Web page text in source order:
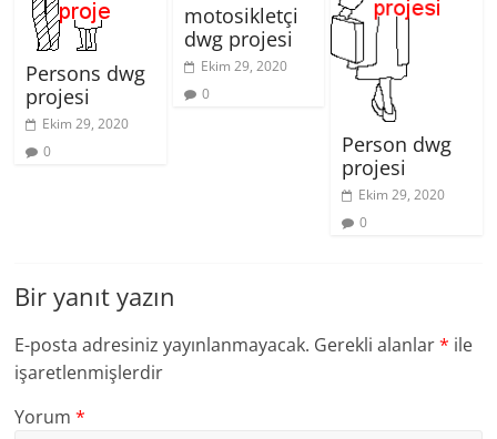
Persons dwg
projesi
Ekim 29, 2020
0
motosikletçi
dwg projesi
Ekim 29, 2020
0
Person dwg
projesi
Ekim 29, 2020
0
Bir yanıt yazın
E-posta adresiniz yayınlanmayacak. Gerekli alanlar* ile
işaretlenmişlerdir
Yorum*